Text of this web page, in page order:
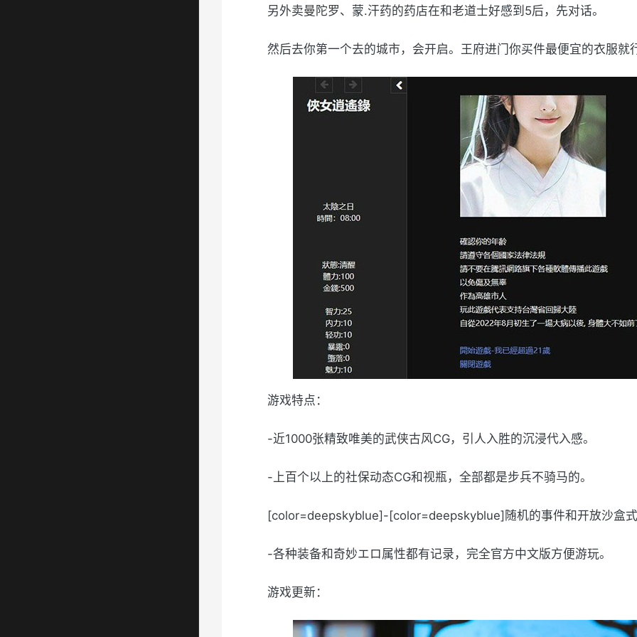
另外卖曼陀罗、蒙.汗药的药店在和老道士好感到5后，先对话。
然后去你第一个去的城市，会开启。王府进门你买件最便宜的衣服就
游戏特点：
-近1000张精致唯美的武侠古风CG，引人入胜的沉浸代入感。
-上百个以上的社保动态CG和视瓶，全部都是步兵不骑马的。
[color=deepskyblue]-[color=deepskyblue]随机的事件和开放沙盒
-各种装备和奇妙エロ属性都有记录，完全官方中文版方便游玩。
游戏更新：